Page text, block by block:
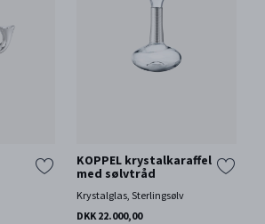
KOPPEL krystalkaraffel
med sølvtråd
Krystalglas, Sterlingsølv
DKK 22.000,00